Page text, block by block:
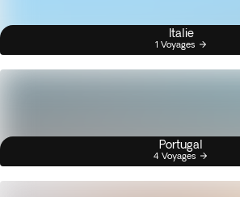
Italie
1 Voyages
Portugal
4 Voyages